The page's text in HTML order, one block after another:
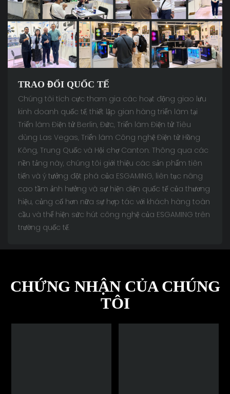
TRAO ĐỔI QUỐC TẾ
Chúng tôi tích cực tham gia các hoạt động giao lưu
kinh doanh quốc tế, thiết lập gian hàng triển lãm tại
Triển lãm Điện tử Berlin, Đức, Triển lãm Điện tử Tiêu
dùng Las Vegas, Triển lãm Công nghệ Điện tử Hồng
Kông, Trung Quốc và Hội chợ Canton. Thông qua các
nền tảng này, chúng tôi giới thiệu các sản phẩm tiên
tiến và ý tưởng đột phá của ESGAMING, liên tục nâng
cao tầm ảnh hưởng và sự hiện diện quốc tế của thương
hiệu, củng cố hơn nữa sự hợp tác với khách hàng toàn
cầu và thể hiện sức hút công nghệ của ESGAMING trên
trường quốc tế.
CHỨNG NHẬN CỦA CHÚNG
TÔI